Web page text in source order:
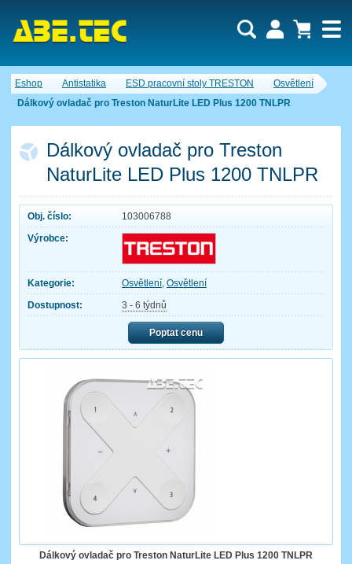
Eshop Antistatika ESD pracovní stoly TRESTON
Osvětlení
Dálkový ovladač pro Treston NaturLite LED Plus 1200 TNLPR
Dálkový ovladač pro Treston
NaturLite LED Plus 1200 TNLPR
Obj. číslo:
103006788
Výrobce:
Kategorie: Osvětlení, Osvětlení
Dostupnost:
3 - 6 týdnů
Poptat cenu
Dálkový ovladač pro Treston NaturLite LED Plus 1200 TNLPR
Nákupní košík je momentálně prázdný.
Obsah košíku
Počet produktů:0
Cena celkem:0,00 CZK
Uživatel:
Heslo:
Zapomenuté heslo Nová registrace